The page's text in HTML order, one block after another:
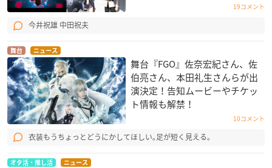
19コメント
今井祝雄 中田祝夫
舞台 ニュース
舞台『FGO』佐奈宏紀さん、佐
伯亮さん、本田礼生さんらが出
演決定！告知ムービーやチケッ
ト情報も解禁！
10コメント
衣装もうちょっとどうにかしてほしい｡足が短く見える｡
オタ活・推し活 ニュース